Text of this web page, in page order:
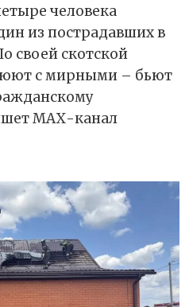
человека
из пострадавших в
своей скотской
с мирными – бьют
МАХ-канал